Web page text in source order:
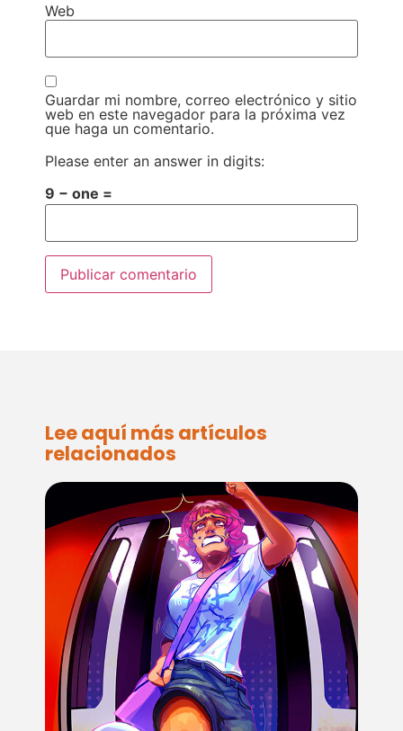
Lee aquí más artículos
relacionados
Web
Guardar mi nombre, correo electrónico y sitio
web en este navegador para la próxima vez
que haga un comentario.
Please enter an answer in digits:
9 − one =